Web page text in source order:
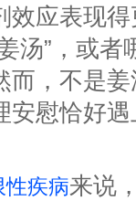
效应表现
汤”，或者
而，不是
安慰恰好
性疾病来说